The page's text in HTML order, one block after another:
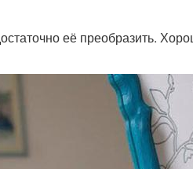
её преобразить.